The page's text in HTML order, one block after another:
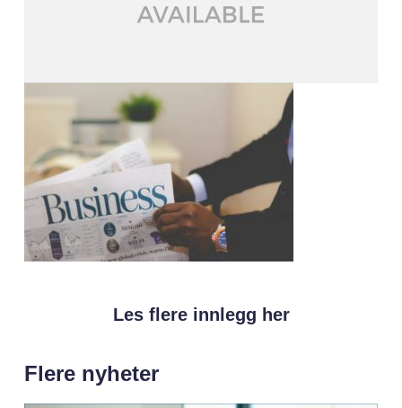
Les flere innlegg her
Flere nyheter